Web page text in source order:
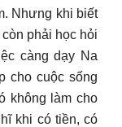
Nhưng khi biết
phải học hỏi
càng dạy Na
cho cuộc sống
không làm cho
khi có tiền, có